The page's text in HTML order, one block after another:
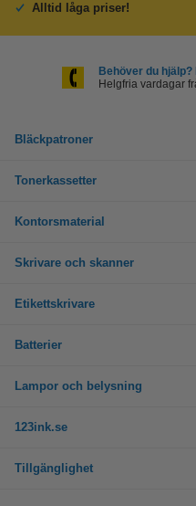
Alltid låga priser!
Behöver du hjälp?
Helgfria vardagar
Bläckpatroner
Tonerkassetter
Kontorsmaterial
Skrivare och skanner
Etikettskrivare
Batterier
Lampor och belysning
123ink.se
Tillgänglighet